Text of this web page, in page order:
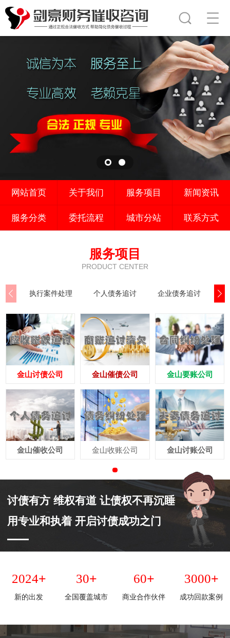
网站首页 关于我们 服务项目 新闻资讯
服务分类 委托流程 城市分站 联系方式
服务项目
PRODUCT CENTER
执行案件处理 个人债务追讨 企业债务追讨
金山讨债公司
金山催收公司
金山催债公司
金山收账公司
金山要账公司
金山讨账公司
讨债有方 维权有道 让债权不再沉睡
用专业和执着 开启讨债成功之门
2024+
新的出发
30+
全国覆盖城市
60+
商业合作伙伴
3000+
成功回款案例